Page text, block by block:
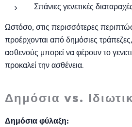
Σπάνιες γενετικές
Ωστόσο, στις περισσότερες
προέρχονται από δημόσιες
ασθενούς μπορεί να φέρουν το
προκαλεί την ασθένεια.
Δημόσια vs.
Δημόσια φύλαξη: